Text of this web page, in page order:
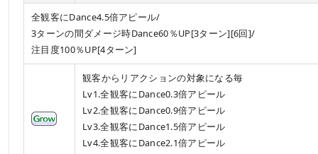
全観客にDance4.5倍アピール/
3ターンの間ダメージ時Dance60％UP[3ターン][6回]/
注目度100％UP[4ターン]
観客からリアクションの対象になる毎
Lv1.全観客にDance0.3倍アピール
Lv2.全観客にDance0.9倍アピール
Lv3.全観客にDance1.5倍アピール
Lv4.全観客にDance2.1倍アピール